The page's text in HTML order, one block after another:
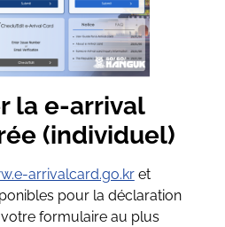
la e-arrival
(individuel)
arrivalcard.go.kret
pour la déclaration
votre formulaire au plus